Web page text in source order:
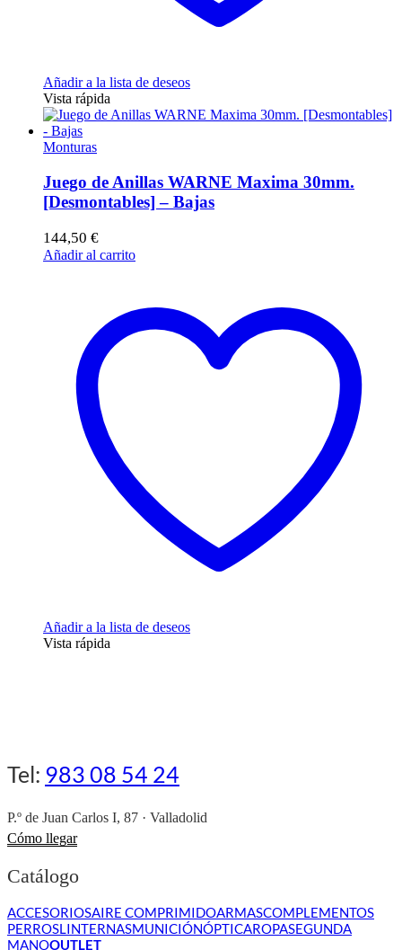
Añadir a la lista de deseos
Vista rápida
Monturas
Juego de Anillas WARNE Maxima 30mm.
[Desmontables] – Bajas
144,50 €
Añadir al carrito
Añadir a la lista de deseos
Vista rápida
Tel: 983 08 54 24
P.º de Juan Carlos I, 87 · Valladolid
Cómo llegar
Catálogo
ACCESORIOSAIRE COMPRIMIDOARMASCOMPLEMENTOS
PERROSLINTERNASMUNICIÓNÓPTICAROPASEGUNDA
MANOOUTLET